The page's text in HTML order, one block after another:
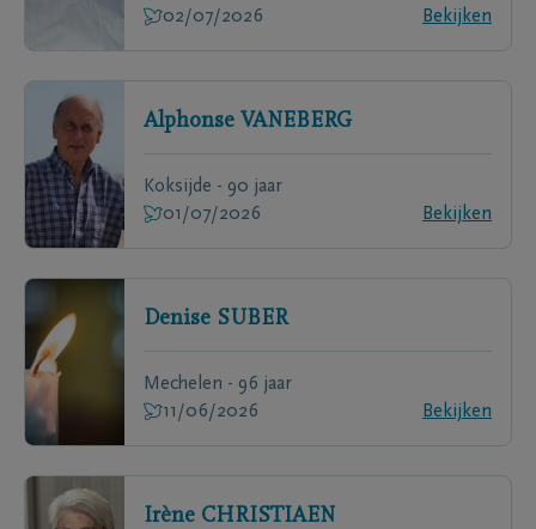
02/07/2026
Bekijken
Alphonse VANEBERG
Koksijde - 90 jaar
01/07/2026
Bekijken
Denise SUBER
Mechelen - 96 jaar
11/06/2026
Bekijken
Irène CHRISTIAEN